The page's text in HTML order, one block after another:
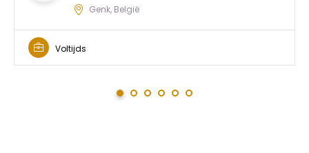
Genk, België
Voltijds